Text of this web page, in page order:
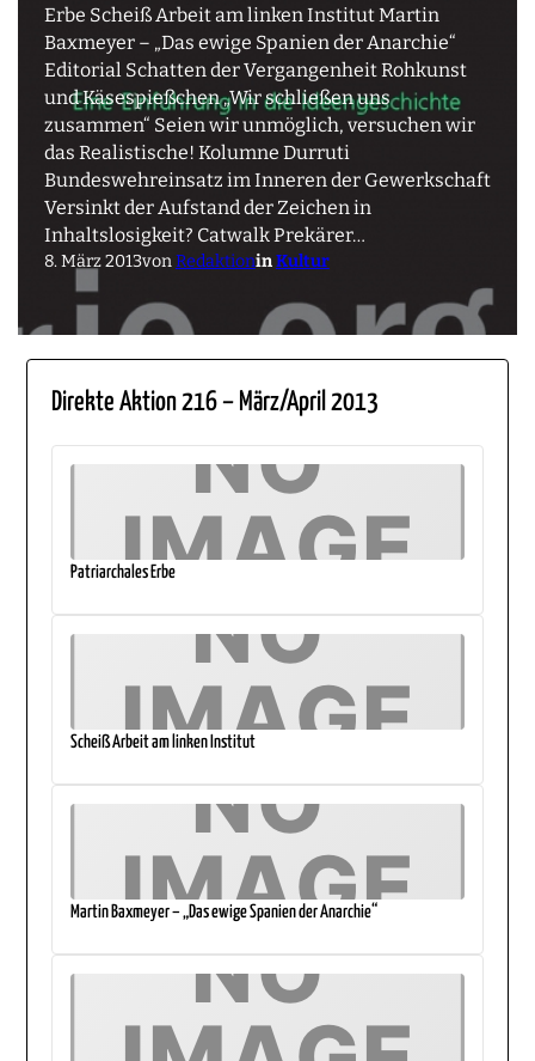
Erbe Scheiß Arbeit am linken Institut Martin
Baxmeyer – „Das ewige Spanien der Anarchie“
Editorial Schatten der Vergangenheit Rohkunst
und Käsespießchen „Wir schließen uns
zusammen“ Seien wir unmöglich, versuchen wir
das Realistische! Kolumne Durruti
Bundeswehreinsatz im Inneren der Gewerkschaft
Versinkt der Aufstand der Zeichen in
Inhaltslosigkeit? Catwalk Prekärer…
8. März 2013vonRedaktioninKultur
Direkte Aktion 216 – März/April 2013
Patriarchales Erbe
Scheiß Arbeit am linken Institut
Martin Baxmeyer – „Das ewige Spanien der Anarchie“